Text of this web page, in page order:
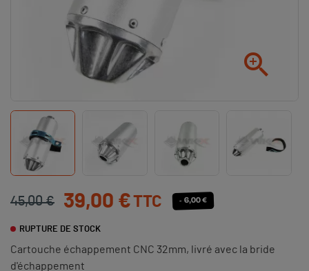

45,00 € 39,00 €TTC - 6,00 €
RUPTURE DE STOCK
Cartouche échappement CNC 32mm, livré avec la bride
d'échappement